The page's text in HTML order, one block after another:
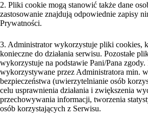
2. Pliki cookie mogą stanowić także dane
zastosowanie znajdują odpowiednie zapisy
Prywatności.
3. Administrator wykorzystuje pliki cookies,
konieczne do działania serwisu. Pozostałe
wykorzystuje na podstawie Pani/Pana zgody.
wykorzystywane przez Administratora min.
bezpieczeństwa (uwierzytelnianie osób
celu usprawnienia działania i zwiększenia
przechowywania informacji, tworzenia
osób korzystających z Serwisu.